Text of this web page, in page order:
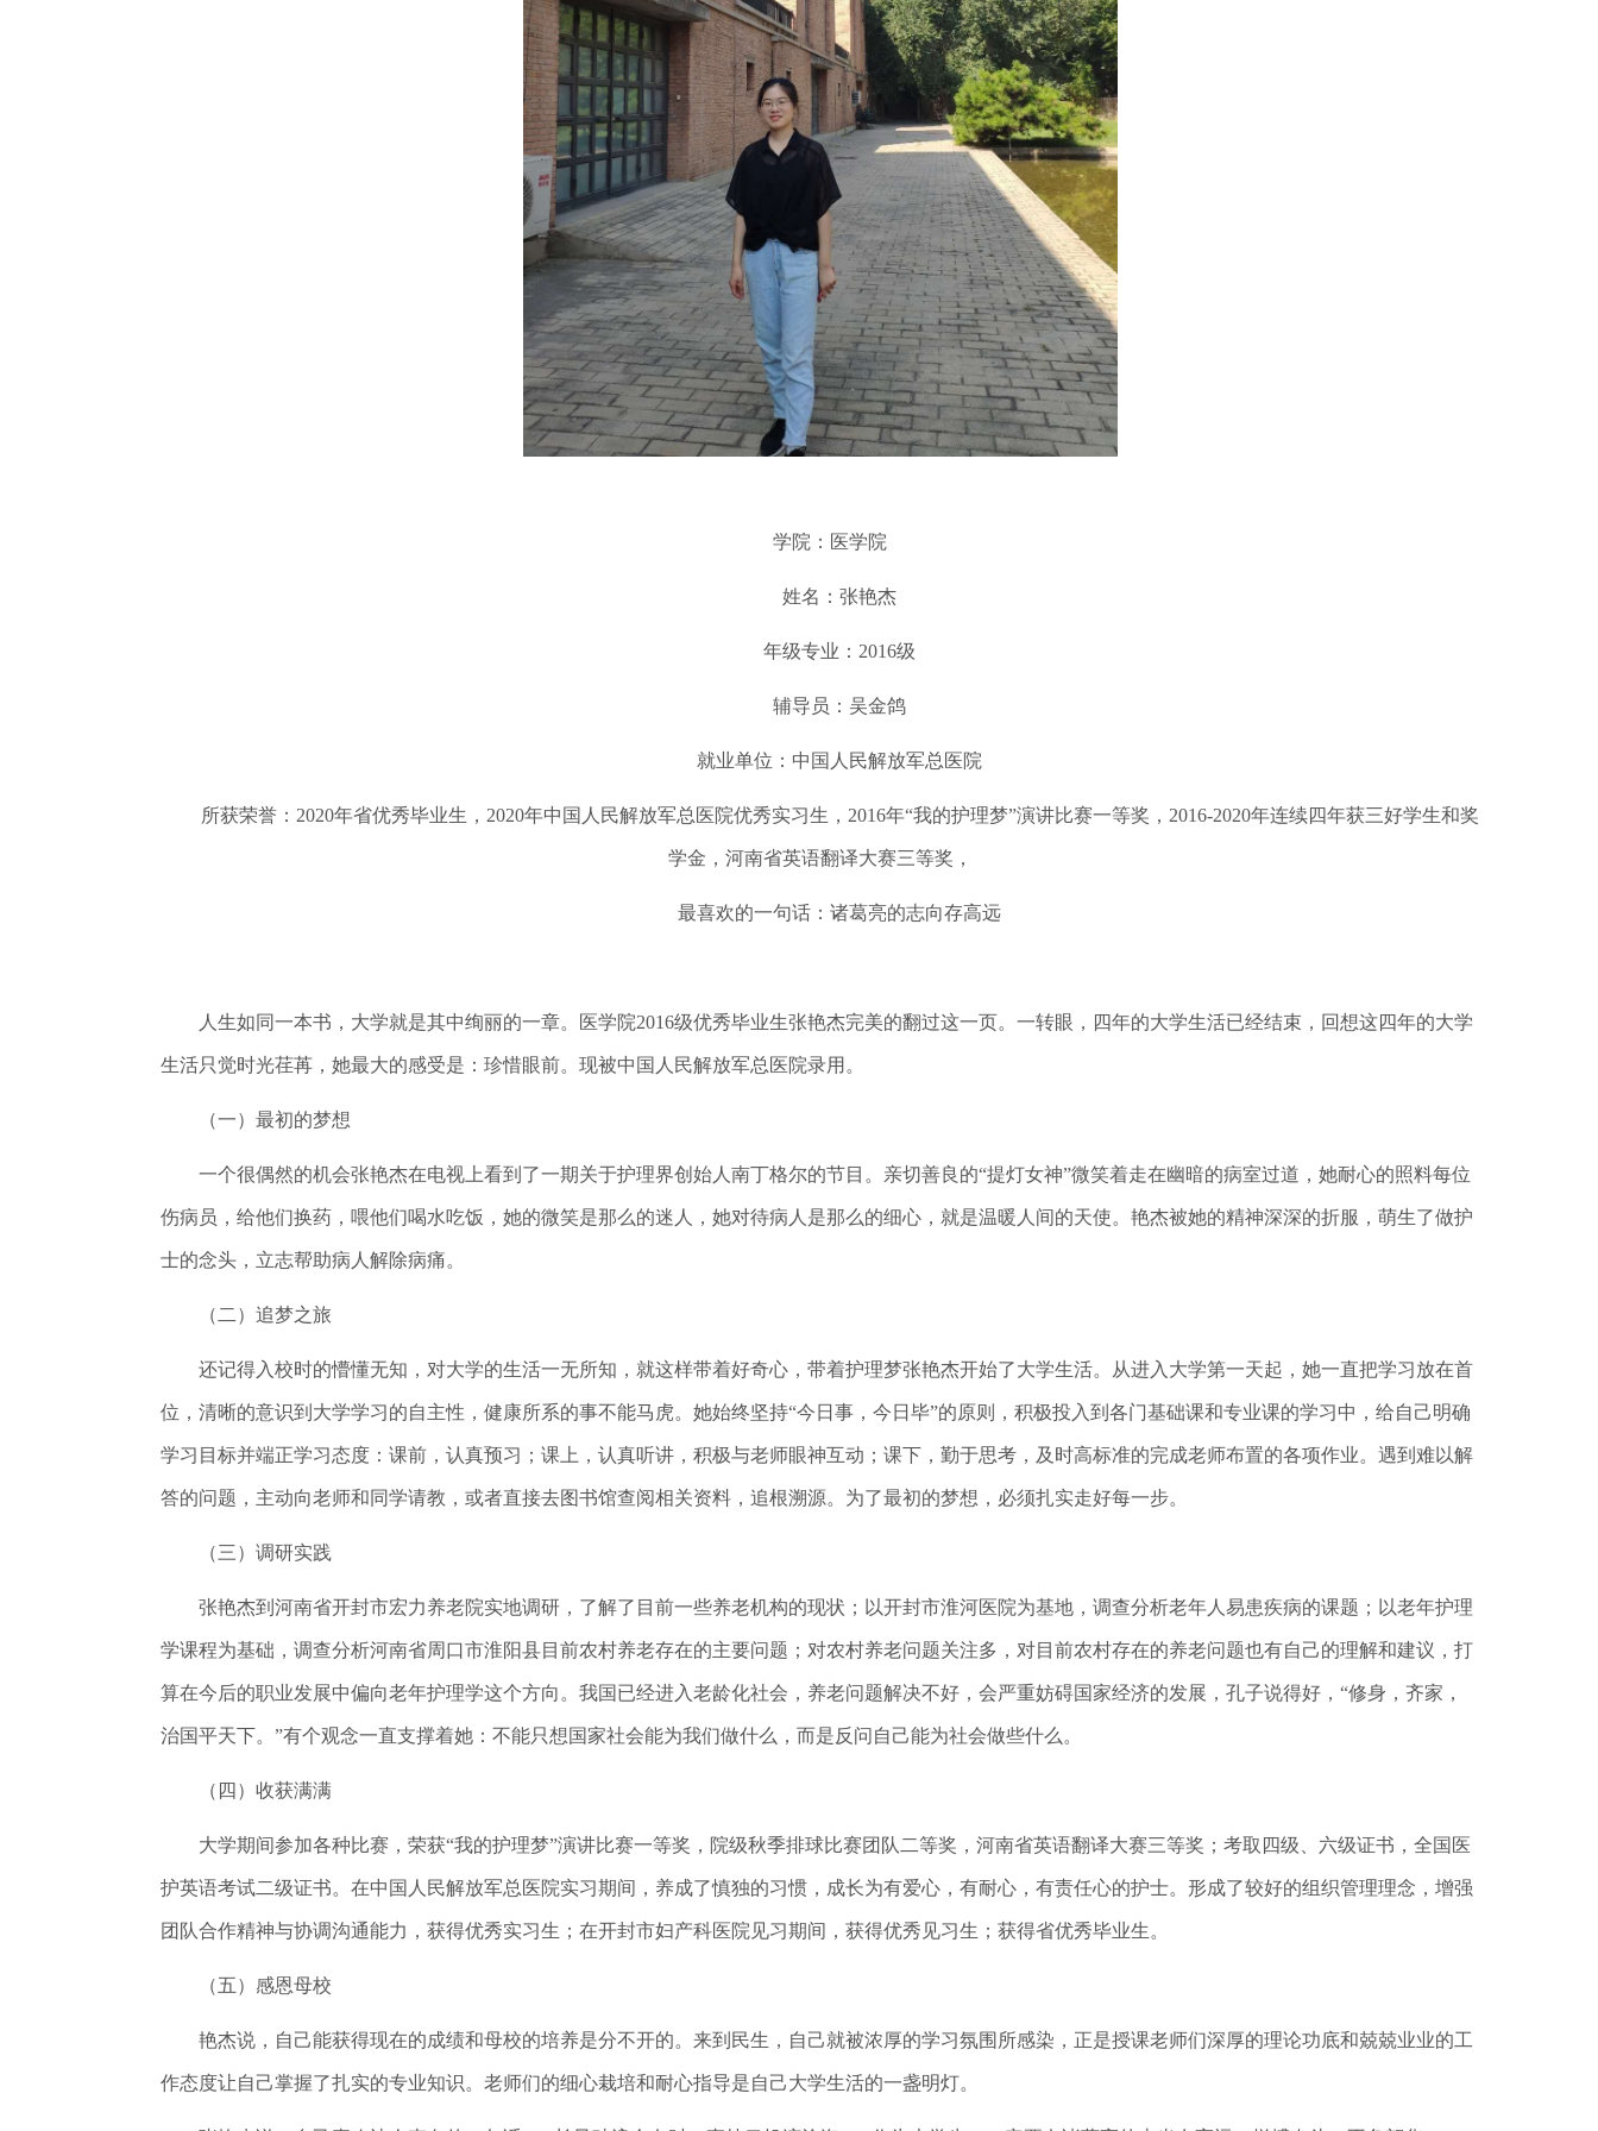
学院：医学院
姓名：张艳杰
年级专业：2016级
辅导员：吴金鸽
就业单位：中国人民解放军总医院
所获荣誉：2020年省优秀毕业生，2020年中国人民解放军总医院优秀实习生，2016年“我的护理梦”演讲比赛一等奖，2016-2020年连续四年获三好学生和奖
学金，河南省英语翻译大赛三等奖，
最喜欢的一句话：诸葛亮的志向存高远
人生如同一本书，大学就是其中绚丽的一章。医学院2016级优秀毕业生张艳杰完美的翻过这一页。一转眼，四年的大学生活已经结束，回想这四年的大学
生活只觉时光荏苒，她最大的感受是：珍惜眼前。现被中国人民解放军总医院录用。
（一）最初的梦想
一个很偶然的机会张艳杰在电视上看到了一期关于护理界创始人南丁格尔的节目。亲切善良的“提灯女神”微笑着走在幽暗的病室过道，她耐心的照料每位
伤病员，给他们换药，喂他们喝水吃饭，她的微笑是那么的迷人，她对待病人是那么的细心，就是温暖人间的天使。艳杰被她的精神深深的折服，萌生了做护
士的念头，立志帮助病人解除病痛。
（二）追梦之旅
还记得入校时的懵懂无知，对大学的生活一无所知，就这样带着好奇心，带着护理梦张艳杰开始了大学生活。从进入大学第一天起，她一直把学习放在首
位，清晰的意识到大学学习的自主性，健康所系的事不能马虎。她始终坚持“今日事，今日毕”的原则，积极投入到各门基础课和专业课的学习中，给自己明确
学习目标并端正学习态度：课前，认真预习；课上，认真听讲，积极与老师眼神互动；课下，勤于思考，及时高标准的完成老师布置的各项作业。遇到难以解
答的问题，主动向老师和同学请教，或者直接去图书馆查阅相关资料，追根溯源。为了最初的梦想，必须扎实走好每一步。
（三）调研实践
张艳杰到河南省开封市宏力养老院实地调研，了解了目前一些养老机构的现状；以开封市淮河医院为基地，调查分析老年人易患疾病的课题；以老年护理
学课程为基础，调查分析河南省周口市淮阳县目前农村养老存在的主要问题；对农村养老问题关注多，对目前农村存在的养老问题也有自己的理解和建议，打
算在今后的职业发展中偏向老年护理学这个方向。我国已经进入老龄化社会，养老问题解决不好，会严重妨碍国家经济的发展，孔子说得好，“修身，齐家，
治国平天下。”有个观念一直支撑着她：不能只想国家社会能为我们做什么，而是反问自己能为社会做些什么。
（四）收获满满
大学期间参加各种比赛，荣获“我的护理梦”演讲比赛一等奖，院级秋季排球比赛团队二等奖，河南省英语翻译大赛三等奖；考取四级、六级证书，全国医
护英语考试二级证书。在中国人民解放军总医院实习期间，养成了慎独的习惯，成长为有爱心，有耐心，有责任心的护士。形成了较好的组织管理理念，增强
团队合作精神与协调沟通能力，获得优秀实习生；在开封市妇产科医院见习期间，获得优秀见习生；获得省优秀毕业生。
（五）感恩母校
艳杰说，自己能获得现在的成绩和母校的培养是分不开的。来到民生，自己就被浓厚的学习氛围所感染，正是授课老师们深厚的理论功底和兢兢业业的工
作态度让自己掌握了扎实的专业知识。老师们的细心栽培和耐心指导是自己大学生活的一盏明灯。